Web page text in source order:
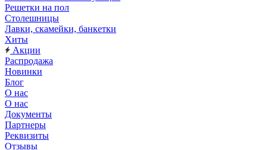
Решетки на пол
Столешницы
Лавки, скамейки, банкетки
Хиты
Акции
Распродажа
Новинки
Блог
О нас
О нас
Документы
Партнеры
Реквизиты
Отзывы